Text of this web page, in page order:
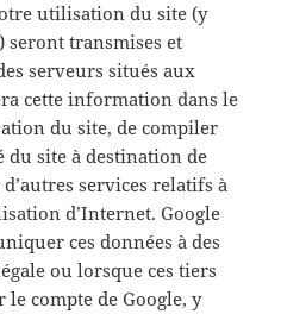
utilisation du site (y
seront transmises et
serveurs situés aux
cette information dans le
du site, de compiler
du site à destination de
services relatifs à
d’Internet. Google
ces données à des
ou lorsque ces tiers
compte de Google, y